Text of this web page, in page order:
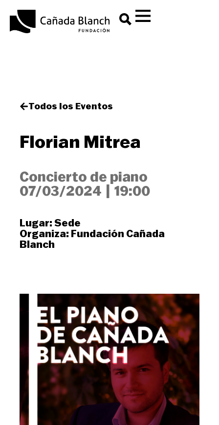
Todos los Eventos
Florian Mitrea
Concierto de piano
07/03/2024
19:00
Lugar: Sede
Organiza: Fundación Cañada
Blanch